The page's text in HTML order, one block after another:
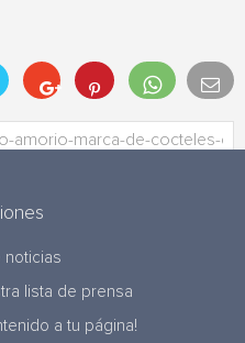
noticias
lista de prensa
a tu página!